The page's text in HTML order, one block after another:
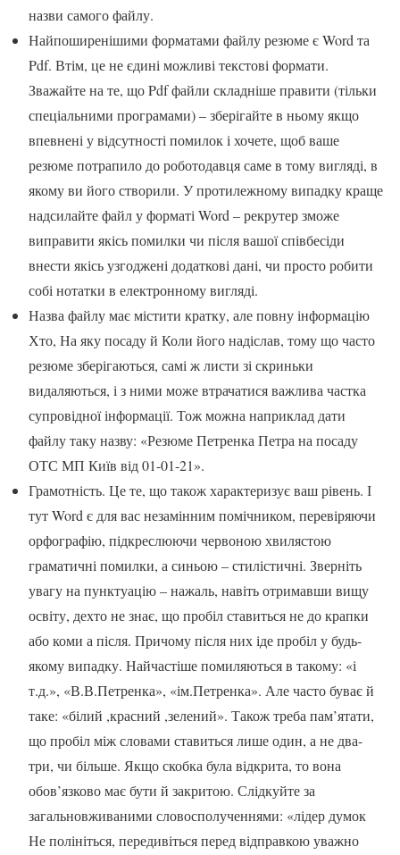
назви самого файлу.
Найпоширенішими форматами файлу резюме є Word та
Pdf. Втім, це не єдині можливі текстові формати.
Зважайте на те, що Pdf файли складніше правити (тільки
спеціальними програмами) – зберігайте в ньому якщо
впевнені у відсутності помилок і хочете, щоб ваше
резюме потрапило до роботодавця саме в тому вигляді, в
якому ви його створили. У протилежному випадку краще
надсилайте файл у форматі Word – рекрутер зможе
виправити якісь помилки чи після вашої співбесіди
внести якісь узгоджені додаткові дані, чи просто робити
собі нотатки в електронному вигляді.
Назва файлу має містити кратку, але повну інформацію
Хто, На яку посаду й Коли його надіслав, тому що часто
резюме зберігаються, самі ж листи зі скриньки
видаляються, і з ними може втрачатися важлива частка
супровідної інформації. Тож можна наприклад дати
файлу таку назву: «Резюме Петренка Петра на посаду
ОТС МП Київ від 01-01-21».
Грамотність. Це те, що також характеризує ваш рівень. І
тут Word є для вас незамінним помічником, перевіряючи
орфографію, підкреслюючи червоною хвилястою
граматичні помилки, а синьою – стилістичні. Зверніть
увагу на пунктуацію – нажаль, навіть отримавши вищу
освіту, дехто не знає, що пробіл ставиться не до крапки
або коми а після. Причому після них іде пробіл у будь-
якому випадку. Найчастіше помиляються в такому: «і
т.д.», «В.В.Петренка», «ім.Петренка». Але часто буває й
таке: «білий ,красний ,зелений». Також треба пам’ятати,
що пробіл між словами ставиться лише один, а не два-
три, чи більше. Якщо скобка була відкрита, то вона
обов’язково має бути й закритою. Слідкуйте за
загальновживаними словосполученнями: «лідер думок
Не полініться, передивіться перед відправкою уважно